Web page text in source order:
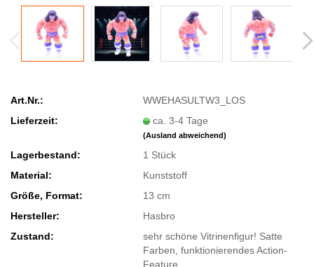
Art.Nr.:
WWEHASULTW3_LOS
Lieferzeit:
ca. 3-4 Tage
(Ausland abweichend)
Lagerbestand: 1 Stück
Material:
Kunststoff
Größe, Format:
13 cm
Hersteller:
Hasbro
Zustand:
sehr schöne Vitrinenfigur! Satte
Farben, funktionierendes Action-
Feature